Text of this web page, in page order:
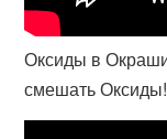
Оксиды в
смешать